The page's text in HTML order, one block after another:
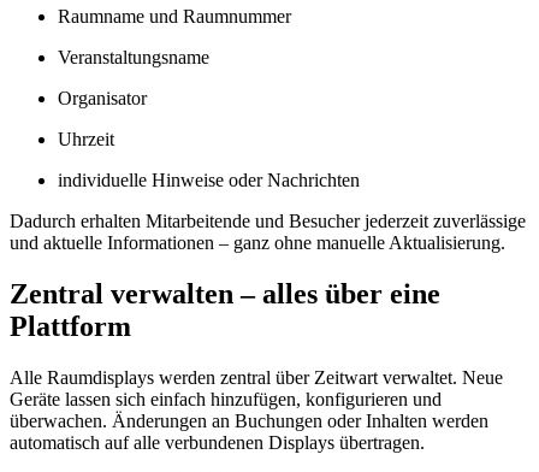
Raumname und Raumnummer
Veranstaltungsname
Organisator
Uhrzeit
individuelle Hinweise oder Nachrichten
Dadurch erhalten Mitarbeitende und Besucher jederzeit zuverlässige
und aktuelle Informationen – ganz ohne manuelle Aktualisierung.
Zentral verwalten – alles über eine
Plattform
Alle Raumdisplays werden zentral über Zeitwart verwaltet. Neue
Geräte lassen sich einfach hinzufügen, konfigurieren und
überwachen. Änderungen an Buchungen oder Inhalten werden
automatisch auf alle verbundenen Displays übertragen.